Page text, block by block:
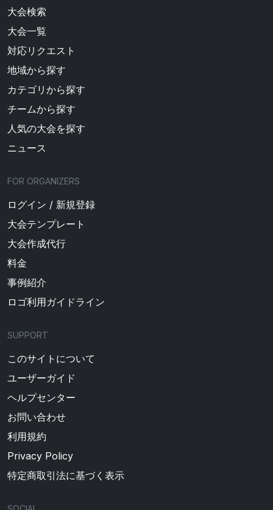
大会検索
大会一覧
対応リクエスト
地域から探す
カテゴリから探す
チームから探す
人気の大会を探す
ニュース
FOR ORGANIZERS
ログイン / 新規登録
大会テンプレート
大会作成代行
料金
事例紹介
ロゴ利用ガイドライン
SUPPORT
このサイトについて
ユーザーガイド
ヘルプセンター
お問い合わせ
利用規約
Privacy Policy
特定商取引法に基づく表示